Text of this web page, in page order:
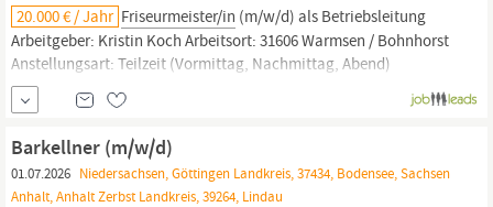
20.000 € / Jahr Friseurmeister/in (m/w/d) als Betriebsleitung
Arbeitgeber: Kristin Koch Arbeitsort: 31606 Warmsen / Bohnhorst
Anstellungsart: Teilzeit (Vormittag, Nachmittag, Abend)
Befristung: unbefristet Berufsbezeichnung:
Bachelor Professional im
Friseurmeister/in/
Bachelor Professional im
Barkellner (m/w/d)
01.07.2026 Niedersachsen, Göttingen Landkreis, 37434, Bodensee, Sachsen
Anhalt, Anhalt Zerbst Landkreis, 39264, Lindau